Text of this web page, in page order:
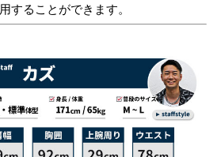
することができます。